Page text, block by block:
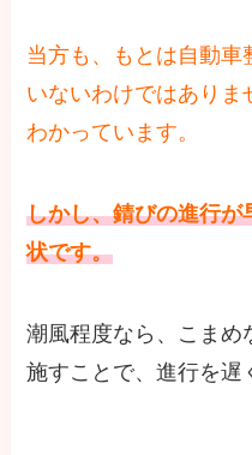
当方も、もとは自動車
いないわけではありま
わかっています。
しかし、錆びの進行が
状です。
潮風程度なら、こまめ
施すことで、進行を遅